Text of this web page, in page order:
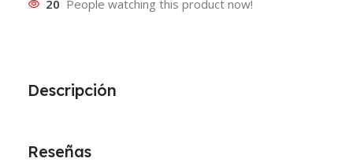
20 People watching this product now!
Descripción
Reseñas